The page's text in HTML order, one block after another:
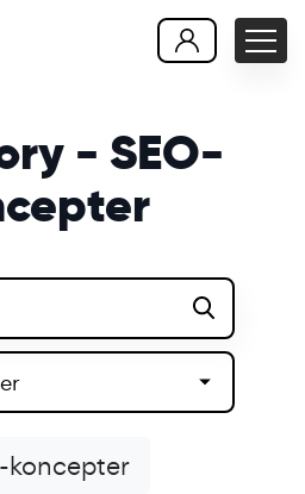
- SEO-
koncepter